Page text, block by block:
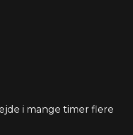
i mange timer flere